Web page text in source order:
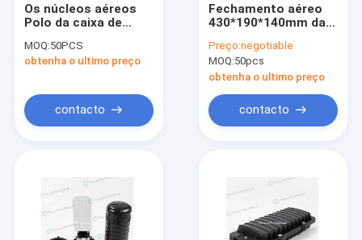
Os núcleos aéreos
Polo da caixa de
fibra ótica do ABS
montaram
MOQ:50PCS
obtenha o ultimo preço
contacto
Fechamento aéreo
430*190*140mm da
núcleo da abóbada
FTTH 144
Preço:negotiable
MOQ:50pcs
obtenha o ultimo preço
contacto